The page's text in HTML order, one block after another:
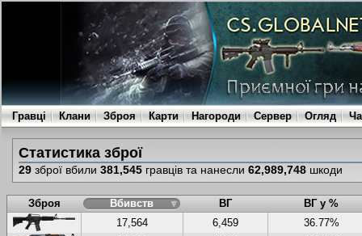
Гравці Клани Зброя Карти Нагороди Сервер Огляд
Статистика зброї
29зброї вбили 381,545гравців та нанесли 62,989,748шкоди
Зброя Вбивств ВГ
ВГ у %
17,564
6,459
36.77%